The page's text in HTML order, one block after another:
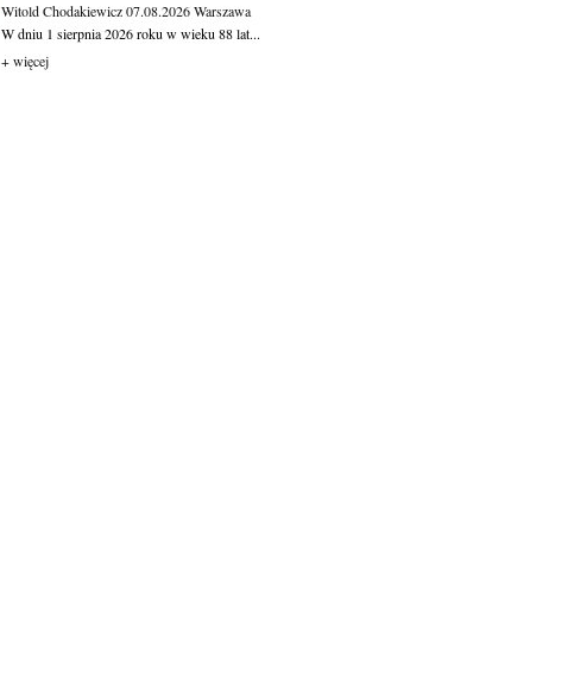
Witold Chodakiewicz07.08.2026Warszawa
W dniu 1 sierpnia 2026 roku w wieku 88 lat...
+ więcej